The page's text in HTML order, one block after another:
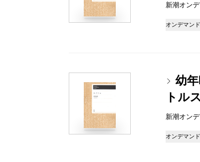
新潮オン
オンデマン
幼
トル
新潮オン
オンデマン